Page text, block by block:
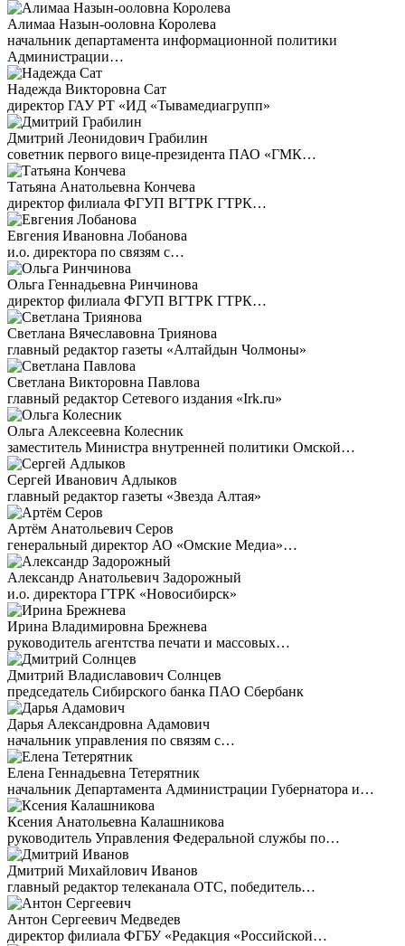
Алимаа Назын-ооловна Королева
начальник департамента информационной политики
Администрации…
Надежда Викторовна Сат
директор ГАУ РТ «ИД «Тывамедиагрупп»
Дмитрий Леонидович Грабилин
советник первого вице-президента ПАО «ГМК…
Татьяна Анатольевна Кончева
директор филиала ФГУП ВГТРК ГТРК…
Евгения Ивановна Лобанова
и.о. директора по связям с…
Ольга Геннадьевна Ринчинова
директор филиала ФГУП ВГТРК ГТРК…
Светлана Вячеславовна Триянова
главный редактор газеты «Алтайдын Чолмоны»
Светлана Викторовна Павлова
главный редактор Сетевого издания «Irk.ru»
Ольга Алексеевна Колесник
заместитель Министра внутренней политики Омской…
Сергей Иванович Адлыков
главный редактор газеты «Звезда Алтая»
Артём Анатольевич Серов
генеральный директор АО «Омские Медиа»…
Александр Анатольевич Задорожный
и.о. директора ГТРК «Новосибирск»
Ирина Владимировна Брежнева
руководитель агентства печати и массовых…
Дмитрий Владиславович Солнцев
председатель Сибирского банка ПАО Сбербанк
Дарья Александровна Адамович
начальник управления по связям с…
Елена Геннадьевна Тетерятник
начальник Департамента Администрации Губернатора и…
Ксения Анатольевна Калашникова
руководитель Управления Федеральной службы по…
Дмитрий Михайлович Иванов
главный редактор телеканала ОТС, победитель…
Антон Сергеевич Медведев
директор филиала ФГБУ «Редакция «Российской…